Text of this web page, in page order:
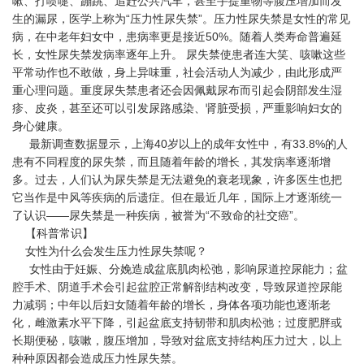
生的漏尿，医学上称为“压力性尿失禁”。压力性尿失禁是女性的常见
病，在中老年妇女中，患病率更是接近50%。随着人类寿命普遍延
长，女性尿失禁发病率逐年上升。
尿失禁使患者连大笑、咳嗽这些
平常动作也不敢做，身上异味重，社会活动人为减少，由此形成严
重心理问题。重度尿失禁患者还会因佩戴尿布而引起会阴部发生湿
疹、皮炎，甚至还可以引发尿路感染、肾脏受损，严重影响妇女的
身心健康。
最新调查数据显示，上海40岁以上的成年女性中，有33.8%的人
患有不同程度的尿失禁，而且随着年龄的增长，其发病率逐渐增
多。过去，人们认为尿失禁是无法避免的衰老现象，许多医生也把
它当作是中风等疾病的后遗症。但在最近几年，国际上才逐渐统一
了认识——尿失禁是一种疾病，被誉为“不致命的社交癌”。
【科普常识】
女性为什么会发生压力性尿失禁呢？
女性由于妊娠、分娩造成盆底肌肉松弛，影响尿道控尿能力；盆
腔手术、阴道手术会引起盆腔正常解剖结构改变，导致尿道控尿能
力减弱；中年以后妇女随着年龄的增长，身体各项功能也逐渐老
化，雌激素水平下降，引起盆底支持韧带和肌肉松弛；过度肥胖或
长期便秘，咳嗽，腹压增加，导致对盆底支持结构压力过大，以上
种种原因都会造成压力性尿失禁。